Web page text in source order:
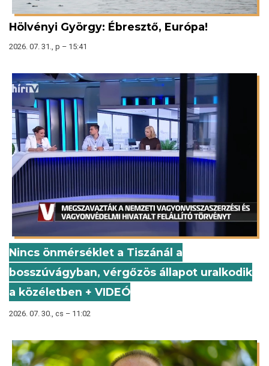
Hölvényi György: Ébresztő, Európa!
2026. 07. 31., p – 15:41
Nincs önmérséklet a Tiszánál a
bosszúvágyban, vérgőzös állapot uralkodik
a közéletben + VIDEÓ
2026. 07. 30., cs – 11:02